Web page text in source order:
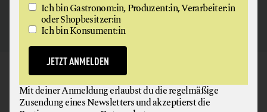
GAUMEN HOCH
NEWSLETTER
Ich bin Gastronom:in, Produzent:in, Verarbeiter:in
oder Shopbesitzer:in
Ich bin Konsument:in
JETZT ANMELDEN
Mit deiner Anmeldung erlaubst du die regelmäßige
Zusendung eines Newsletters und akzeptierst die